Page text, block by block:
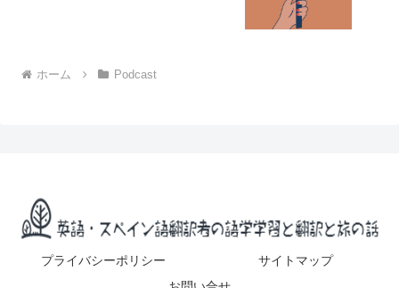
ホーム Podcast
プライバシーポリシー
サイトマップ